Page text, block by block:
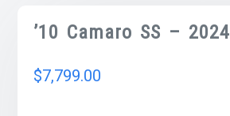
’10 Camaro SS – 2024
$7,799.00